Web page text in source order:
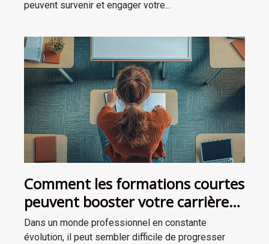
peuvent survenir et engager votre...
Comment les formations courtes
peuvent booster votre carrière
sans diplôme
Dans un monde professionnel en constante
évolution, il peut sembler difficile de progresser